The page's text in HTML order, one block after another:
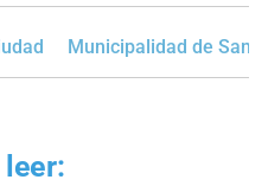
Municipalidad de
leer: